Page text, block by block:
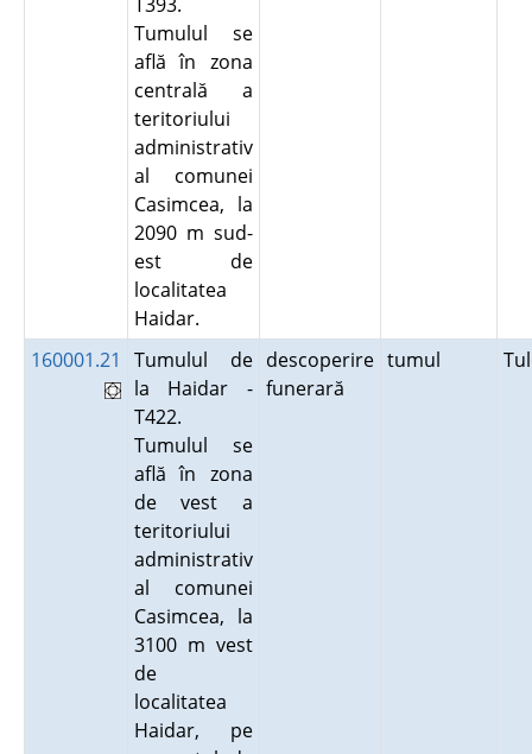
Tumulul se
află în zona
centrală a
teritoriului
administrativ
al comunei
Casimcea, la
2090 m sud-
est de
localitatea
Haidar.
160001.21
Tumulul de
la Haidar -
T422.
Tumulul se
află în zona
de vest a
teritoriului
administrativ
al comunei
Casimcea, la
3100 m vest
de
localitatea
Haidar, pe
descoperire
funerară
tumul